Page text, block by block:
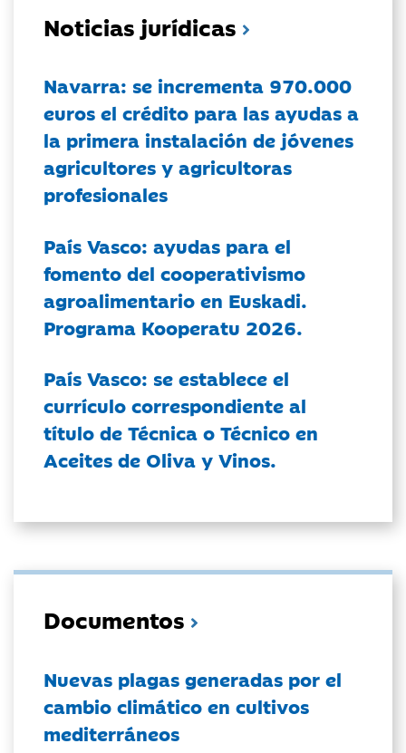
Noticias jurídicas
Navarra: se incrementa 970.000
euros el crédito para las ayudas a
la primera instalación de jóvenes
agricultores y agricultoras
profesionales
País Vasco: ayudas para el
fomento del cooperativismo
agroalimentario en Euskadi.
Programa Kooperatu 2026.
País Vasco: se establece el
currículo correspondiente al
título de Técnica o Técnico en
Aceites de Oliva y Vinos.
Documentos
Nuevas plagas generadas por el
cambio climático en cultivos
mediterráneos